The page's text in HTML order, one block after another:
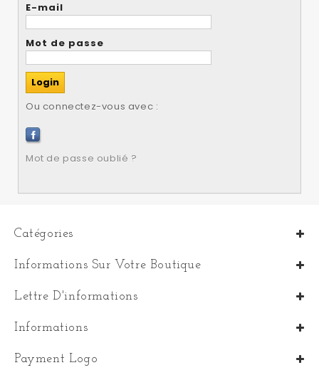
E-mail
Mot de passe
Ou connectez-vous avec :
Mot de passe oublié ?
Catégories
Informations Sur Votre Boutique
Lettre D'informations
Informations
Payment Logo